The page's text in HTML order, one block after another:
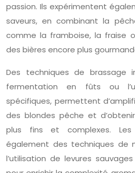
passion. Ils expérimentent
saveurs, en combinant la
comme la framboise, la fraise
des bières encore plus
Des techniques de brassage
fermentation en fûts ou
spécifiques, permettent
des blondes pêche et
plus fins et complexes. Les
également des techniques de
l’utilisation de levures